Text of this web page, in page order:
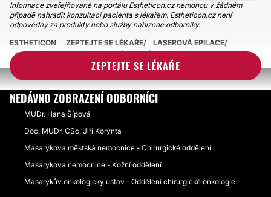
Informace zveřejňované na portálu Estheticon.cz nemohou v žádném
případě nahradit konzultaci pacienta s lékařem. Estheticon.cz není
odpovědný za produkty nebo služby nabízené odborníky.
ZEPTEJTE SE LÉKAŘE
ESTHETICON ZEPTEJTE SE LÉKAŘE
LASEROVÁ EPILACE
TRVALÉ ODSTRANĚNÍ ZBYTKŮ VLASŮ
NEDÁVNO ZOBRAZENÍ ODBORNÍCI
MUDr. Hana Šípová
Doc. MUDr. CSc. Jiří Korynta
Masarykova městská nemocnice - Chirurgické oddělení
Masarykova nemocnice - Kožní oddělení
Masarykův onkologický ústav - Oddělení chirurgické onkologie